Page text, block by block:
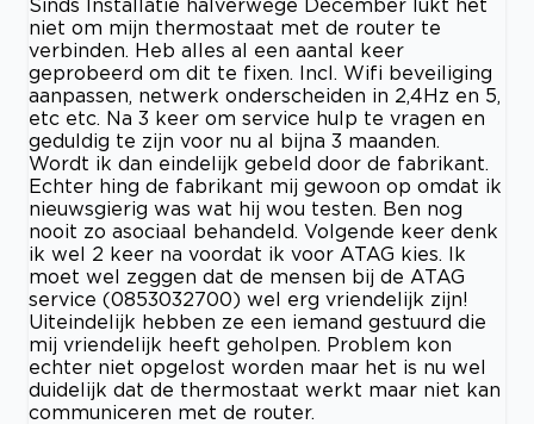
niet om mijn thermostaat met de router te
verbinden. Heb alles al een aantal keer
geprobeerd om dit te fixen. Incl. Wifi beveiliging
aanpassen, netwerk onderscheiden in 2,4Hz en 5,
etc etc. Na 3 keer om service hulp te vragen en
geduldig te zijn voor nu al bijna 3 maanden.
Wordt ik dan eindelijk gebeld door de fabrikant.
Echter hing de fabrikant mij gewoon op omdat ik
nieuwsgierig was wat hij wou testen. Ben nog
nooit zo asociaal behandeld. Volgende keer denk
ik wel 2 keer na voordat ik voor ATAG kies. Ik
moet wel zeggen dat de mensen bij de ATAG
service (0853032700) wel erg vriendelijk zijn!
Uiteindelijk hebben ze een iemand gestuurd die
mij vriendelijk heeft geholpen. Problem kon
echter niet opgelost worden maar het is nu wel
duidelijk dat de thermostaat werkt maar niet kan
communiceren met de router.